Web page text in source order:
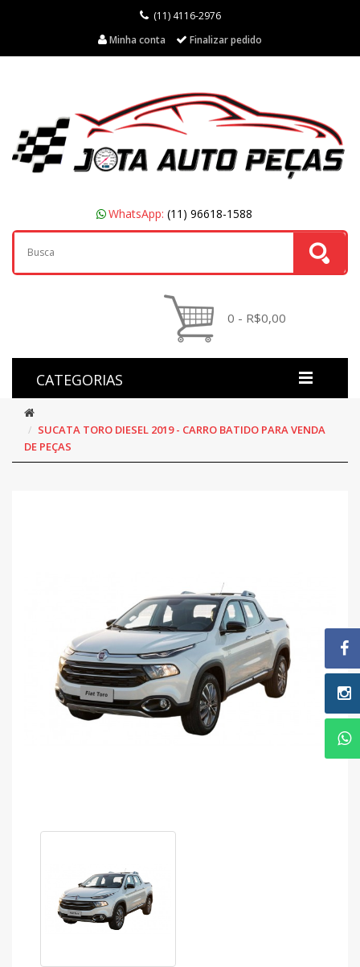
(11) 4116-2976
Minha conta
Finalizar pedido
WhatsApp: (11) 96618-1588
0 - R$0,00
CATEGORIAS
SUCATA TORO DIESEL 2019 - CARRO BATIDO PARA VENDA
DE PEÇAS